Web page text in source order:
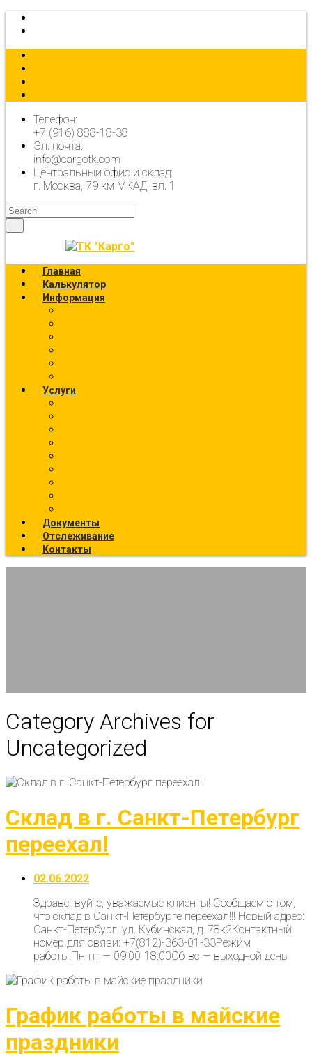
Телефон:
+7 (916) 888-18-38
Эл. почта:
info@cargotk.com
Центральный офис и склад:
г. Москва, 79 км МКАД, вл. 1
Главная
Калькулятор
Информация
Услуги
Документы
Отслеживание
Контакты
Category Archives for
Uncategorized
Склад в г. Санкт-Петербург
переехал!
02.06.2022
Здравствуйте, уважаемые клиенты! Сообщаем о том,
что склад в Санкт-Петербурге переехал!!! Новый адрес:
Санкт-Петербург, ул. Кубинская, д. 78к2Контактный
номер для связи: +7(812)-363-01-33Режим
работы:Пн-пт — 09:00-18:00Сб-вс — выходной день
График работы в майские
праздники